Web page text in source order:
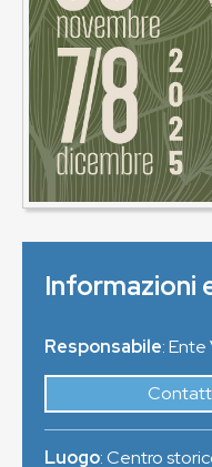
Informazioni
Responsabile:
Luogo:Centro